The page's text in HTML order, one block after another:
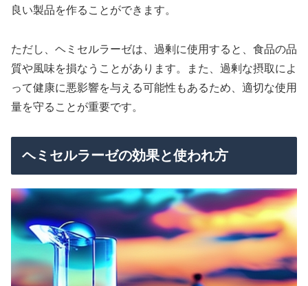
良い製品を作ることができます。
ただし、ヘミセルラーゼは、過剰に使用すると、食品の品
質や風味を損なうことがあります。また、過剰な摂取によ
って健康に悪影響を与える可能性もあるため、適切な使用
量を守ることが重要です。
ヘミセルラーゼの効果と使われ方